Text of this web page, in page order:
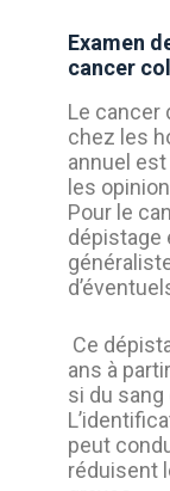
Examen
cancer
Le cancer
chez les
annuel
les
Pour le
dépistage
Ce
ans à
si du
peut
réduisent